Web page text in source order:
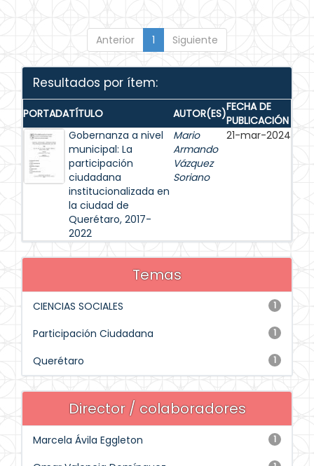
Anterior 1 Siguiente
Resultados por ítem:
PORTADATÍTULO AUTOR(ES)FECHA DE
PUBLICACIÓN
Gobernanza a nivel
municipal: La
participación
ciudadana
institucionalizada en
la ciudad de
Querétaro, 2017-
2022
Mario
Armando
Vázquez
Soriano
21-mar-2024
Temas
1
CIENCIAS SOCIALES
1
Participación Ciudadana
1
Querétaro
Director / colaboradores
1
Marcela Ávila Eggleton